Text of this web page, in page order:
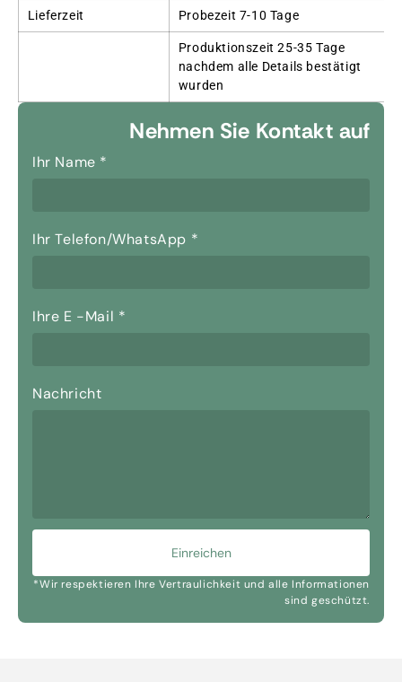
Lieferzeit Probezeit 7-10 Tage
Produktionszeit 25-35 Tage
nachdem alle Details bestätigt
wurden
Nehmen Sie Kontakt auf
Ihr Name *
Ihr Telefon/WhatsApp *
Ihre E -Mail *
Nachricht
Einreichen
*Wir respektieren Ihre Vertraulichkeit und alle Informationen
sind geschützt.